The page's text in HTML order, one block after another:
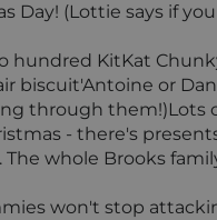
(Lottie says if
hundred KitKat
biscuit'Antoine or
through them!)Lots
- there's
whole Brooks
won't stop